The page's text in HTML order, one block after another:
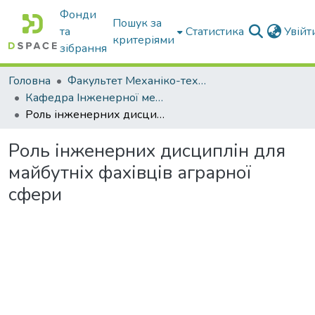
Фонди
та
зібрання
Пошук за
критеріями
Статистика
Головна
Факультет Механіко-технологічний
Кафедра Інженерної механіки та комп'ютерного проектування
Роль інженерних дисциплін для майбутніх фахівців аграрної сфери
Роль інженерних дисциплін для
майбутніх фахівців аграрної
сфери